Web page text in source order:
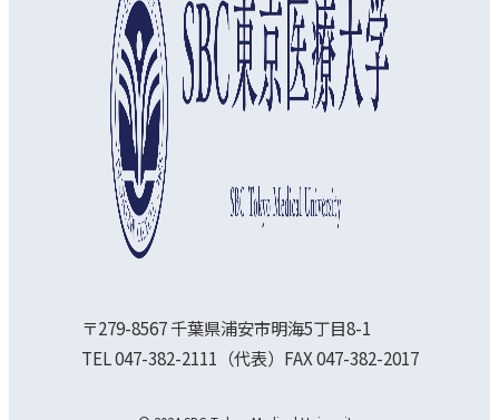
〒279-8567 千葉県浦安市明海5丁目8-1
TEL 047-382-2111（代表）FAX 047-382-2017